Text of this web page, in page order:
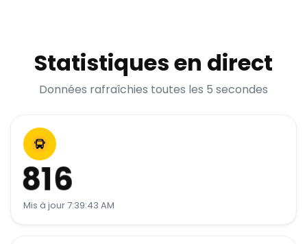
Statistiques en direct
Données rafraîchies toutes les 5 secondes
816
Mis à jour 7:39:43 AM